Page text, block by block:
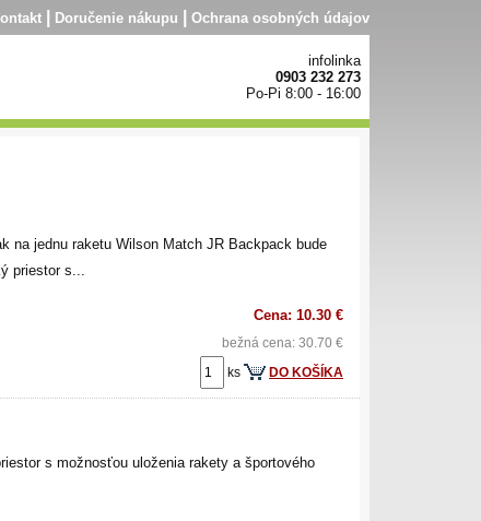
Doručenie nákupu Ochrana osobných údajov
infolinka
0903 232 273
Po-Pi 8:00 - 16:00
na jednu raketu Wilson Match JR Backpack bude
priestor s...
Cena: 10.30 €
bežná cena: 30.70 €
ks
DO KOŠÍKA
s možnosťou uloženia rakety a športového